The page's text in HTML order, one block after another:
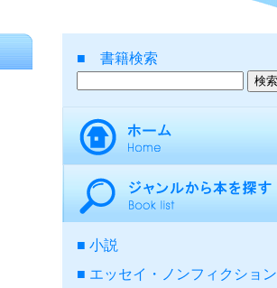
■ 書籍検索
小説
エッセイ・ノンフィクション